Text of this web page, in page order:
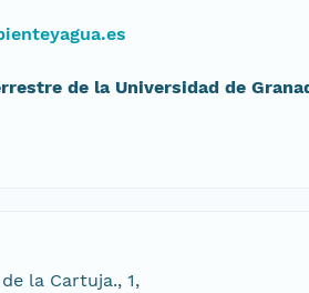
de la Universidad de
la Cartuja., 1,